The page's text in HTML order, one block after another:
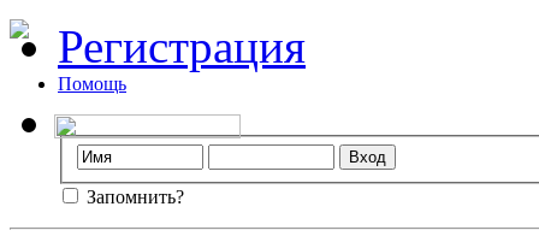
Регистрация
Помощь
Запомнить?